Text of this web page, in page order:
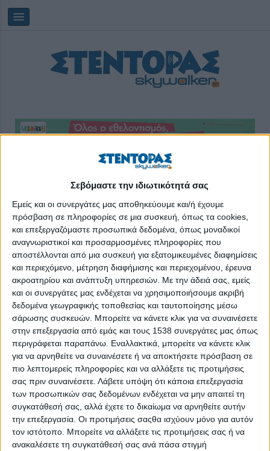
Σεβόμαστε την ιδιωτικότητά σας
Εμείς και οι συνεργάτες μας αποθηκεύουμε και/ή έχουμε
πρόσβαση σε πληροφορίες σε μια συσκευή, όπως τα cookies,
και επεξεργαζόμαστε προσωπικά δεδομένα, όπως μοναδικοί
αναγνωριστικοί και προσαρμοσμένες πληροφορίες που
αποστέλλονται από μια συσκευή για εξατομικευμένες διαφημίσεις
και περιεχόμενο, μέτρηση διαφήμισης και περιεχομένου, έρευνα
ακροατηρίου και ανάπτυξη υπηρεσιών. Με την άδειά σας, εμείς
και οι συνεργάτες μας ενδέχεται να χρησιμοποιήσουμε ακριβή
δεδομένα γεωγραφικής τοποθεσίας και ταυτοποίησης μέσω
σάρωσης συσκευών. Μπορείτε να κάνετε κλικ για να συναινέσετε
στην επεξεργασία από εμάς και τους 1538 συνεργάτες μας όπως
περιγράφεται παραπάνω. Εναλλακτικά, μπορείτε να κάνετε κλικ
για να αρνηθείτε να συναινέσετε ή να αποκτήσετε πρόσβαση σε
πιο λεπτομερείς πληροφορίες και να αλλάξετε τις προτιμήσεις
σας πριν συναινέσετε. Λάβετε υπόψη ότι κάποια επεξεργασία
των προσωπικών σας δεδομένων ενδέχεται να μην απαιτεί τη
συγκατάθεσή σας, αλλά έχετε το δικαίωμα να αρνηθείτε αυτήν
την επεξεργασία. Οι προτιμήσεις σαςθα ισχύουν μόνο για αυτόν
τον ιστότοπο. Μπορείτε να αλλάξετε τις προτιμήσεις σας ή να
ανακαλέσετε τη συγκατάθεσή σας ανά πάσα στιγμή
βιβλία
Like like, αρ. φύλλου 25
Απολογισμός 15ου ΦΕΣΤΙΒΑΛ ΛΕΑ
Ηλεκτρονικό Αναγνωστήριο της Εθνικής Βιβλιοθήκης:
Ανοίγει τον δρόμο της μάθησης σε όλους
Ο προγραμματισμός του υπουργείου Παιδείας για τη νέα
σχολική χρονιά
Παζάρι Βιβλίου για την «Πνοή Αγάπης» | Στήριξη